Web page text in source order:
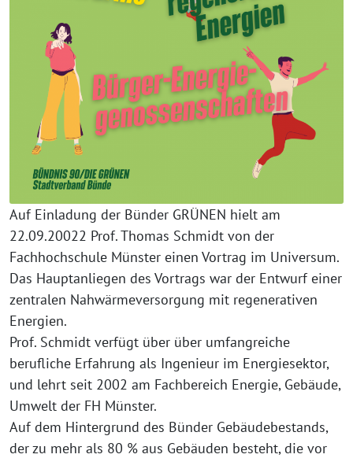
Auf Einladung der Bünder GRÜNEN hielt am
22.09.20022 Prof. Thomas Schmidt von der
Fachhochschule Münster einen Vortrag im Universum.
Das Hauptanliegen des Vortrags war der Entwurf einer
zentralen Nahwärmeversorgung mit regenerativen
Energien.
Prof. Schmidt verfügt über über umfangreiche
berufliche Erfahrung als Ingenieur im Energiesektor,
und lehrt seit 2002 am Fachbereich Energie, Gebäude,
Umwelt der FH Münster.
Auf dem Hintergrund des Bünder Gebäudebestands,
der zu mehr als 80 % aus Gebäuden besteht, die vor